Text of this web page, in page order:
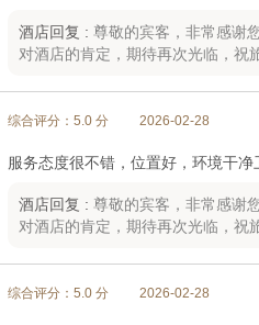
酒店回复 : 尊敬的宾客，非常感谢
对酒店的肯定，期待再次光临，祝
综合评分：5.0 分 2026-02-28
服务态度很不错，位置好，环境干净
酒店回复 : 尊敬的宾客，非常感谢
对酒店的肯定，期待再次光临，祝
综合评分：5.0 分 2026-02-28